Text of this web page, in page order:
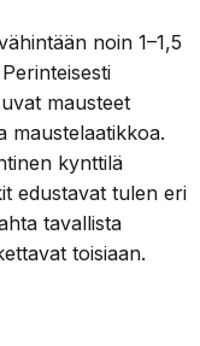
noin 1–1,5
mausteet
maustelaatikkoa.
kynttilä
edustavat tulen eri
tavallista
toisiaan.